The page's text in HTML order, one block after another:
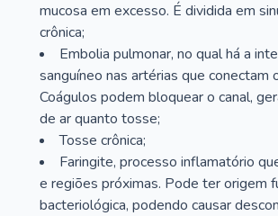
mucosa em excesso. É dividida em
crônica;
Embolia pulmonar, no qual há a
sanguíneo nas artérias que conectam
Coágulos podem bloquear o canal,
de ar quanto tosse;
Tosse crônica;
Faringite, processo inflamatório
e regiões próximas. Pode ter origem
bacteriológica, podendo causar